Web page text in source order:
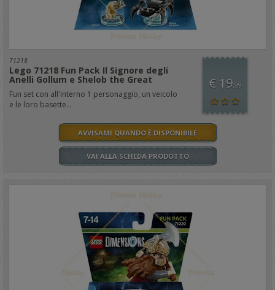
71218
Lego 71218 Fun Pack Il Signore degli
Anelli Gollum e Shelob the Great
Fun set con all'interno 1 personaggio, un veicolo
e le loro basette...
€ 19,99
AVVISAMI QUANDO È DISPONIBILE
VAI ALLA SCHEDA PRODOTTO